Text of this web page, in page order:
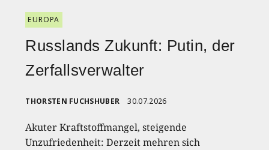
EUROPA
Russlands Zukunft: Putin, der
Zerfallsverwalter
THORSTEN FUCHSHUBER 30.07.2026
Akuter Kraftstoffmangel, steigende
Unzufriedenheit: Derzeit mehren sich